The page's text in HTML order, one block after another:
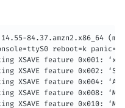
84.37.amzn2.x86_64
reboot=k
XSAVE feature 0x001:
XSAVE feature 0x002:
XSAVE feature 0x004:
XSAVE feature 0x008:
XSAVE feature 0x010: ‘MPX